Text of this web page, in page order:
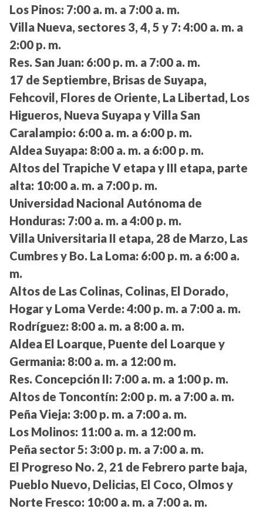
Los Pinos: 7:00 a. m. a 7:00 a. m.
Villa Nueva, sectores 3, 4, 5 y 7: 4:00 a. m. a
2:00 p. m.
Res. San Juan: 6:00 p. m. a 7:00 a. m.
17 de Septiembre, Brisas de Suyapa,
Fehcovil, Flores de Oriente, La Libertad, Los
Higueros, Nueva Suyapa y Villa San
Caralampio: 6:00 a. m. a 6:00 p. m.
Aldea Suyapa: 8:00 a. m. a 6:00 p. m.
Altos del Trapiche V etapa y III etapa, parte
alta: 10:00 a. m. a 7:00 p. m.
Universidad Nacional Autónoma de
Honduras: 7:00 a. m. a 4:00 p. m.
Villa Universitaria II etapa, 28 de Marzo, Las
Cumbres y Bo. La Loma: 6:00 p. m. a 6:00 a.
m.
Altos de Las Colinas, Colinas, El Dorado,
Hogar y Loma Verde: 4:00 p. m. a 7:00 a. m.
Rodríguez: 8:00 a. m. a 8:00 a. m.
Aldea El Loarque, Puente del Loarque y
Germania: 8:00 a. m. a 12:00 m.
Res. Concepción II: 7:00 a. m. a 1:00 p. m.
Altos de Toncontín: 2:00 p. m. a 7:00 a. m.
Peña Vieja: 3:00 p. m. a 7:00 a. m.
Los Molinos: 11:00 a. m. a 12:00 m.
Peña sector 5: 3:00 p. m. a 7:00 a. m.
El Progreso No. 2, 21 de Febrero parte baja,
Pueblo Nuevo, Delicias, El Coco, Olmos y
Norte Fresco: 10:00 a. m. a 7:00 a. m.